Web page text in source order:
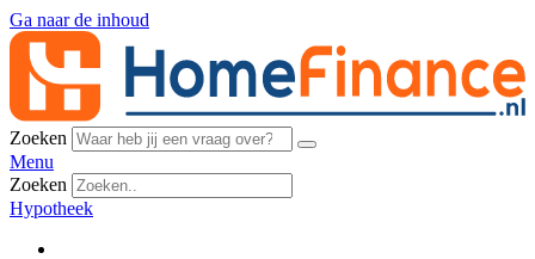
Ga naar de inhoud
Zoeken
Menu
Zoeken
Hypotheek